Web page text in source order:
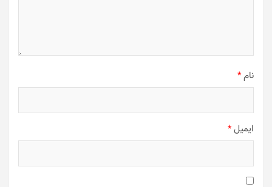
نام*
ایمیل*